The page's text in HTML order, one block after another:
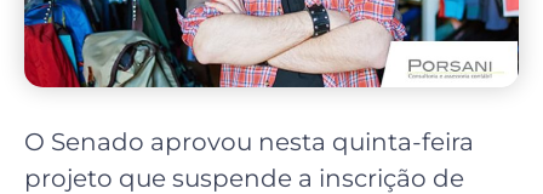
O Senado aprovou nesta quinta-feira
projeto que suspende a inscrição de